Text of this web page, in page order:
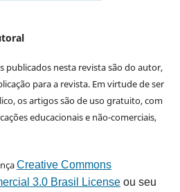
publicados nesta revista são do autor,
para a revista. Em virtude de ser
os artigos são de uso gratuito, com
educacionais e não-comerciais,
Creative Commons
3.0 Brasil Licenseou seu